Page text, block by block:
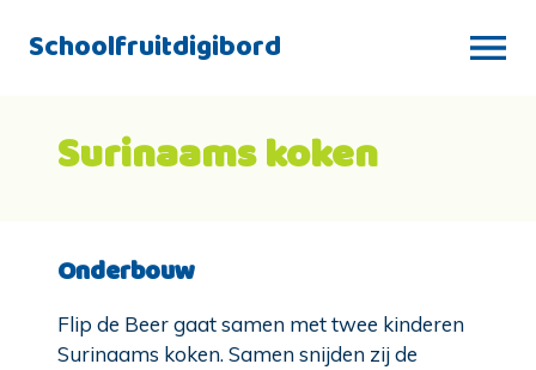
Schoolfruitdigibord
Surinaams koken
Onderbouw
Flip de Beer gaat samen met twee kinderen
Surinaams koken. Samen snijden zij de